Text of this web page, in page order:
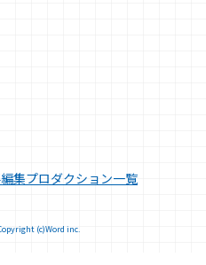
集プロダクション一覧
(c)Word inc.